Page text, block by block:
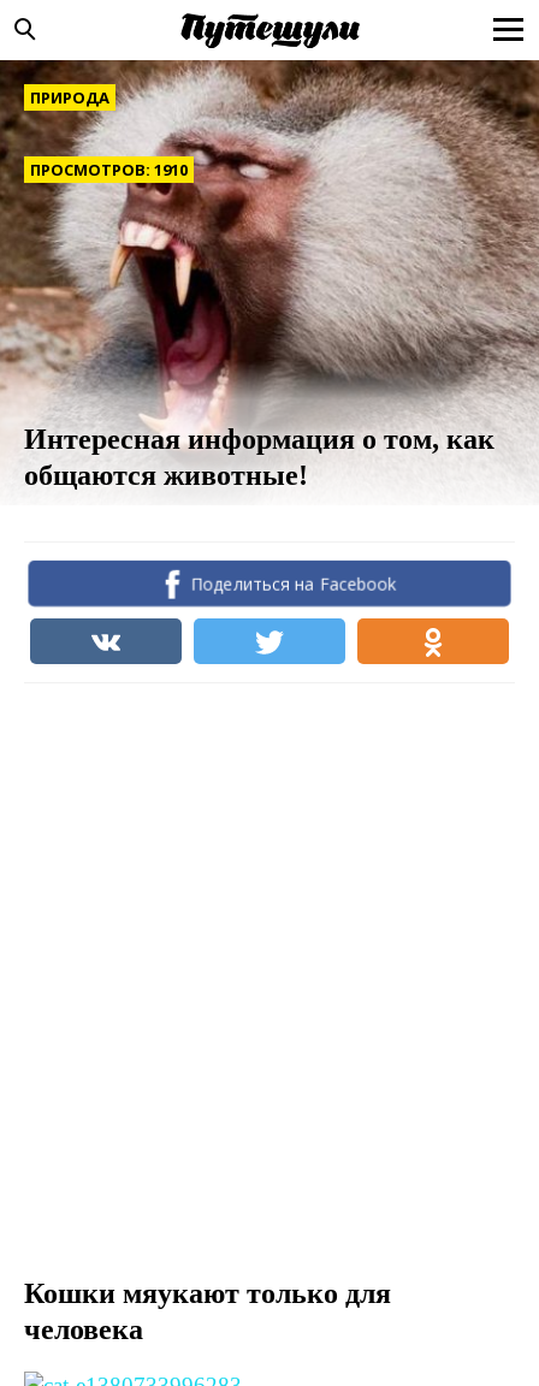
ПРИРОДА
ПРОСМОТРОВ: 1910
Интересная информация о том, как
общаются животные!
Поделиться на Facebook
Кошки мяукают только для
человека